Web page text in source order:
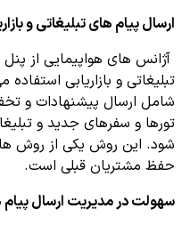
ارسال پیام های تبلیغاتی و
آژانس های هواپیمایی از
تبلیغاتی و بازاریابی
شامل ارسال پیشنهادات و
تورها و سفرهای جدید و
شود. این روش یکی از روش
حفظ مشتریان قبلی است.
سهولت در مدیریت ارسال پیام